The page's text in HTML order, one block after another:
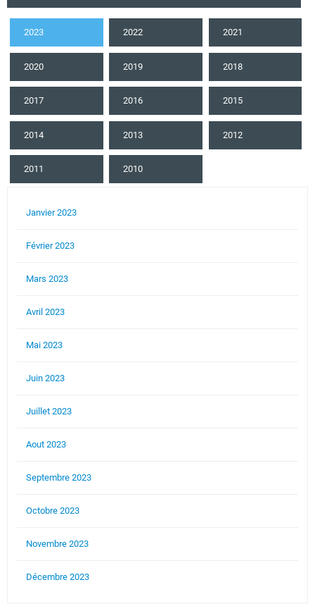
2023 2022 2021
2020 2019 2018
2017 2016 2015
2014 2013 2012
2011 2010
Janvier 2023
Février 2023
Mars 2023
Avril 2023
Mai 2023
Juin 2023
Juillet 2023
Aout 2023
Septembre 2023
Octobre 2023
Novembre 2023
Décembre 2023